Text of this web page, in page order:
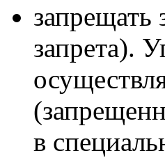
запрета).
в